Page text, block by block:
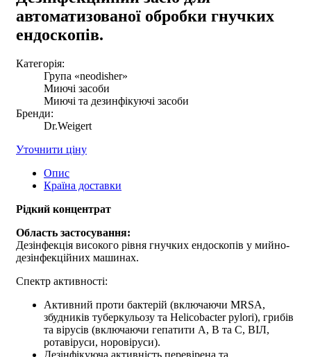
автоматизованої обробки гнучких
ендоскопів.
Категорія:
Група «neodisher»
Миючі засоби
Миючі та дезинфікуючі засоби
Бренди:
Dr.Weigert
Уточнити ціну
Опис
Країна доставки
Рідкий концентрат
Область застосування:
Дезінфекція високого рівня гнучких ендоскопів у мийно-
дезінфекційних машинах.
Спектр активності:
Активний проти бактерій (включаючи MRSA,
збудників туберкульозу та Helicobacter pylori), грибів
та вірусів (включаючи гепатити А, В та С, ВІЛ,
ротавіруси, норовіруси).